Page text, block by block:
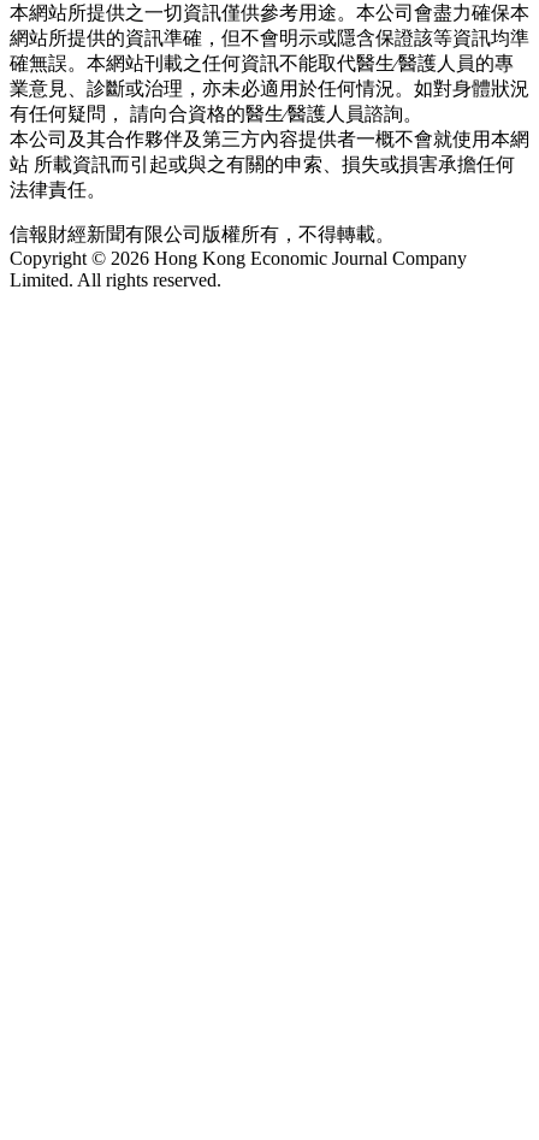
本網站所提供之一切資訊僅供參考用途。本公司會盡力確保本
網站所提供的資訊準確，但不會明示或隱含保證該等資訊均準
確無誤。本網站刊載之任何資訊不能取代醫生∕醫護人員的專
業意見、診斷或治理，亦未必適用於任何情況。如對身體狀況
有任何疑問， 請向合資格的醫生∕醫護人員諮詢。
本公司及其合作夥伴及第三方內容提供者一概不會就使用本網
站 所載資訊而引起或與之有關的申索、損失或損害承擔任何
法律責任。
信報財經新聞有限公司版權所有，不得轉載。
Copyright © 2026 Hong Kong Economic Journal Company
Limited. All rights reserved.